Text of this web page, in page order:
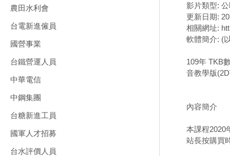
農田水利會
台電新進僱員
國營事業
台鐵營運人員
中華電信
中鋼集團
台糖新進工員
國軍人才招募
台水評價人員
影片類型:
更新日期:
相關網址:
軟體簡介: (
109年 TKB
音教學版
內容簡介
本課程2020
站長按購買